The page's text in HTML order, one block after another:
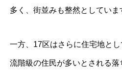
多く、街並みも整然としていま
一方、17区はさらに住宅地と
流階級の住民が多いとされる落